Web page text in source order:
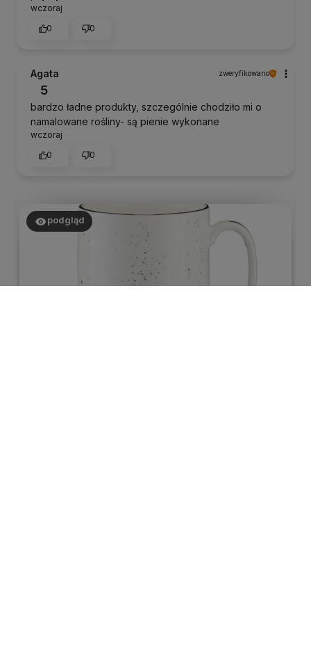
wczoraj
0
0
Agata zweryfikowano
5
bardzo ładne produkty, szczególnie chodziło mi o
namalowane rośliny- są pienie wykonane
wczoraj
0
0
podgląd